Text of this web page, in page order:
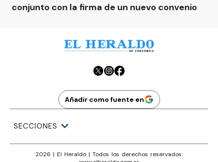
conjunto con la firma de un nuevo convenio
Añadir como fuente en
SECCIONES
2026 | El Heraldo | Todos los derechos reservados: